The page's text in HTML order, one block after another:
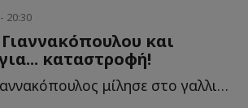
20:30
και
καταστροφή!
Ο Δημήτρης Γιαννακόπουλος μίλησε στο γαλλικό κανάλι Eu...